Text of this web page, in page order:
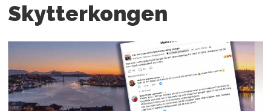
Skytterkongen